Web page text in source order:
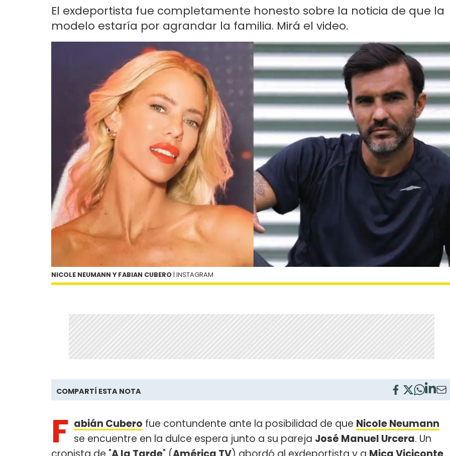
El exdeportista fue completamente honesto sobre la noticia de que la
modelo estaría por agrandar la familia. Mirá el video.
NICOLE NEUMANN Y FABIAN CUBERO | INSTAGRAM
COMPARTÍ ESTA NOTA
F abián Cubero fue contundente ante la posibilidad de que Nicole Neumann
se encuentre en la dulce espera junto a su pareja José Manuel Urcera. Un